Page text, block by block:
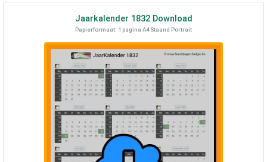
Jaarkalender 1832Download
Papierformaat: 1 pagina A4 Staand Portrait